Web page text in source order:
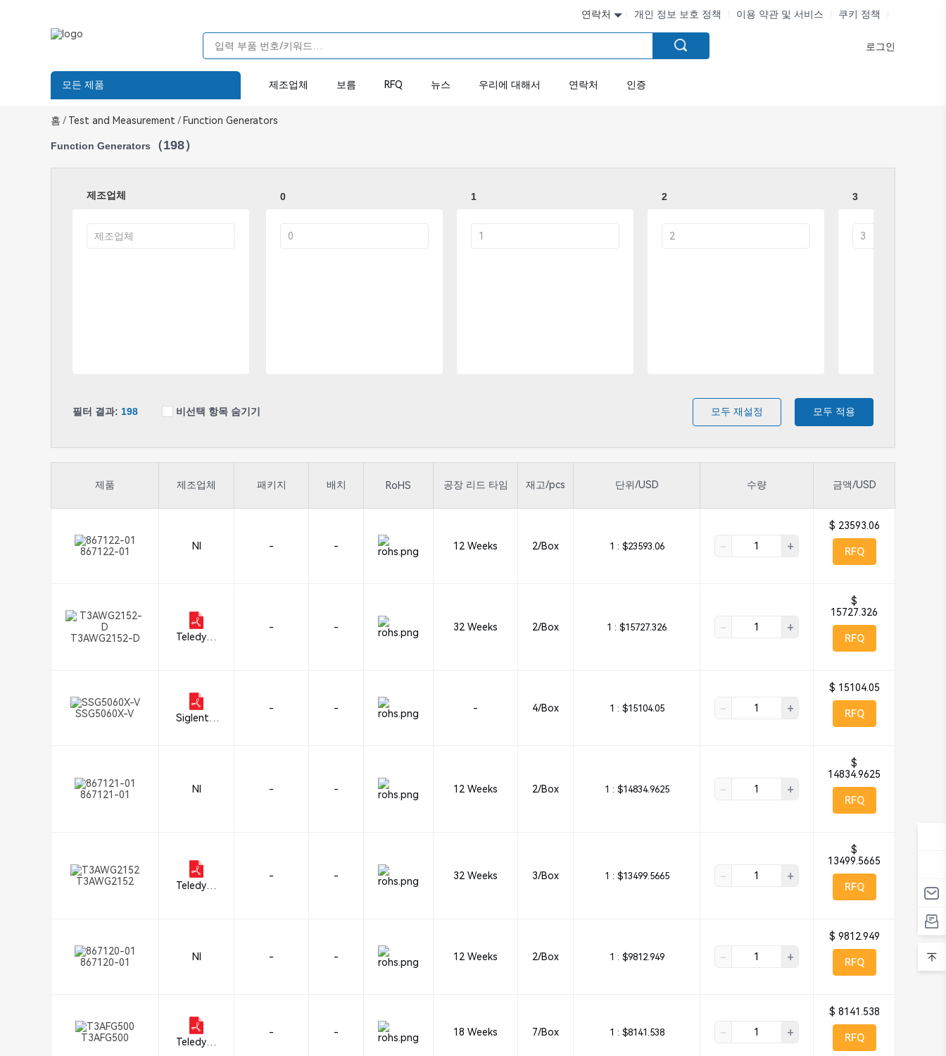
연락처 개인 정보 보호 정책 이용 약관 및 서비스 쿠키 정책
로그인
모든 제품 제조업체 보름 RFQ 뉴스 우리에 대해서 연락처 인증
홈 / Test and Measurement /Function Generators
Function Generators （198）
제조업체 0 1 2 3
필터 결과: 198 비선택 항목 숨기기 모두 재설정 모두 적용
제품 제조업체 패키지 배치 RoHS 공장 리드 타임 재고/pcs 단위/USD 수량 금액/USD
867122-01 NI - - 12 Weeks 2/Box 1 : $23593.06 - +
$ 23593.06
RFQ
T3AWG2152-D
Teledyne
- - 32 Weeks 2/Box 1 : $15727.326 - +
$
15727.326
RFQ
SSG5060X-V
Siglent T
- - - 4/Box 1 : $15104.05 - +
$ 15104.05
RFQ
867121-01 NI - - 12 Weeks 2/Box 1 : $14834.9625 - +
$
14834.9625
RFQ
T3AWG2152
Teledyne
- - 32 Weeks 3/Box 1 : $13499.5665 - +
$
13499.5665
RFQ
867120-01 NI - - 12 Weeks 2/Box 1 : $9812.949 - +
$ 9812.949
RFQ
T3AFG500
Teledyne
- - 18 Weeks 7/Box 1 : $8141.538 - +
$ 8141.538
RFQ